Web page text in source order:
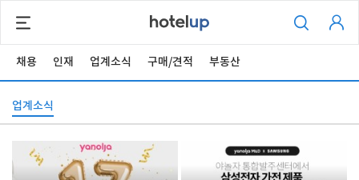
채용 인재 업계소식 구매/견적 부동산
업계소식